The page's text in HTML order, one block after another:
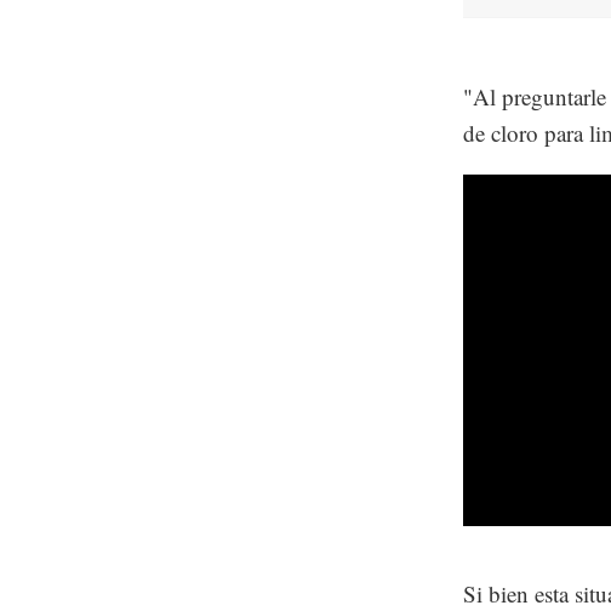
"Al preguntarle
de cloro para
Si bien esta